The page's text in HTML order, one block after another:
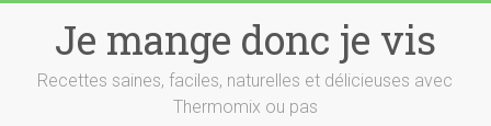
contentJe mange donc je vis
Recettes saines, faciles, naturelles et délicieuses avec
Thermomix ou pas